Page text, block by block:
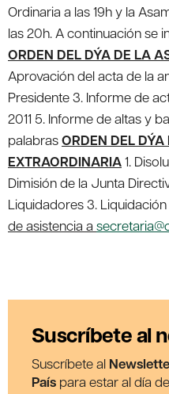
Ordinaria a las 19h y la
las 20h. A continuación se
ORDEN DEL DÝA DE LA
Aprovación del acta de la
Presidente 3. Informe de
2011 5. Informe de altas y
palabrasORDEN DEL
EXTRAORDINARIA1.
Dimisión de la Junta
Liquidadores 3.
de asistencia a
Suscríbete al
Suscríbete al
País para estar al día